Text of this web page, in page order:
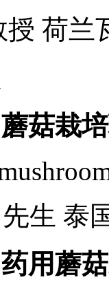
授 荷
菇栽
先生 泰
用蘑